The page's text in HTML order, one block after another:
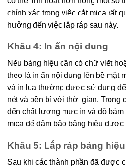
chính xác trong việc cắt mica rất
hưởng đến việc lắp ráp sau này.
Khâu 4: In ấn nội dung
Nếu bảng hiệu cần có chữ viết
theo là in ấn nội dung lên bề mặt
và in lụa thường được sử dụng
nét và bền bỉ với thời gian. Trong
đến chất lượng mực in và độ bám
mica để đảm bảo bảng hiệu được
Khâu 5: Lắp ráp bảng hiệu
Sau khi các thành phần đã được